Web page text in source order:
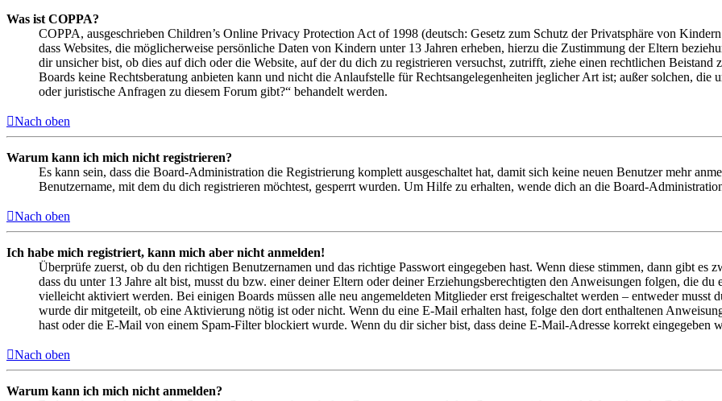
Was ist COPPA?
COPPA, ausgeschrieben Children’s Online Privacy Protection Act of 1998 (deutsch: Gesetz zum Schutz der Privatsphäre von
dass Websites, die möglicherweise persönliche Daten von Kindern unter 13 Jahren erheben, hierzu die Zustimmung der Eltern
dir unsicher bist, ob dies auf dich oder die Website, auf der du dich zu registrieren versuchst, zutrifft, ziehe einen rechtlichen
Boards keine Rechtsberatung anbieten kann und nicht die Anlaufstelle für Rechtsangelegenheiten jeglicher Art ist; außer solchen,
oder juristische Anfragen zu diesem Forum gibt?“ behandelt werden.
Nach oben
Warum kann ich mich nicht registrieren?
Es kann sein, dass die Board-Administration die Registrierung komplett ausgeschaltet hat, damit sich keine neuen Benutzer mehr
Benutzername, mit dem du dich registrieren möchtest, gesperrt wurden. Um Hilfe zu erhalten, wende dich an die Board-
Nach oben
Ich habe mich registriert, kann mich aber nicht anmelden!
Überprüfe zuerst, ob du den richtigen Benutzernamen und das richtige Passwort eingegeben hast. Wenn diese stimmen, dann gibt es
dass du unter 13 Jahre alt bist, musst du bzw. einer deiner Eltern oder deiner Erziehungsberechtigten den Anweisungen folgen, die
vielleicht aktiviert werden. Bei einigen Boards müssen alle neu angemeldeten Mitglieder erst freigeschaltet werden – entweder musst
wurde dir mitgeteilt, ob eine Aktivierung nötig ist oder nicht. Wenn du eine E-Mail erhalten hast, folge den dort enthaltenen
hast oder die E-Mail von einem Spam-Filter blockiert wurde. Wenn du dir sicher bist, dass deine E-Mail-Adresse korrekt eingegeben
Nach oben
Warum kann ich mich nicht anmelden?